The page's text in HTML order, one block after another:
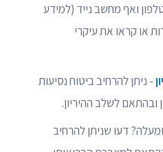
ואף מחשב נייד (למידע
או קראו את עיקרי
- ניתן להרחיב ביטוח נסיעות
ובהתאם לשלב ההיריון.
- בני 65 ומעלה? דעו שניתן להרחיב